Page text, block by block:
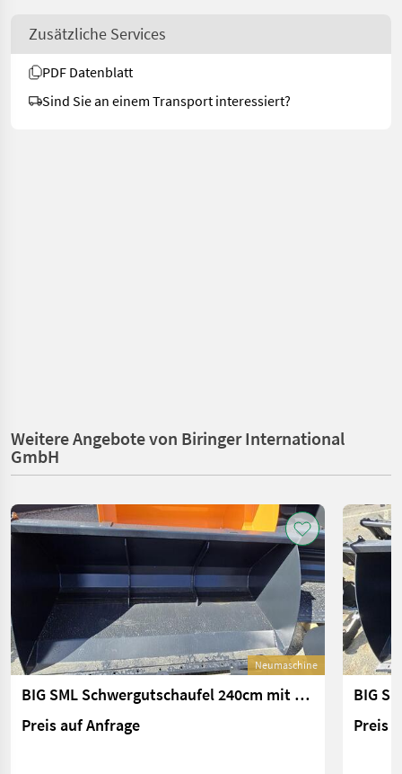
Zusätzliche Services
PDF Datenblatt
Sind Sie an einem Transport interessiert?
Weitere Angebote von Biringer International
GmbH
Neumaschine
BIG SML Schwergutschaufel 240cm mit Merlo ZM2 Aufnah
Preis auf Anfrage
Preis